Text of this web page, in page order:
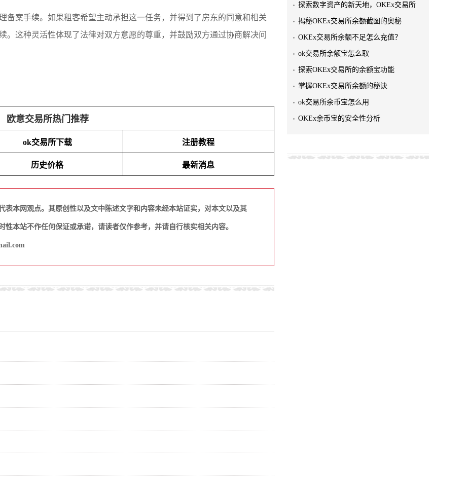
备案手续。如果租客希望主动承担这一任务，并得到了房东的同意和相关
。这种灵活性体现了法律对双方意愿的尊重，并鼓励双方通过协商解决问
欧意交易所热门推荐
ok交易所下载 注册教程
历史价格 最新消息
表本网观点。其原创性以及文中陈述文字和内容未经本站证实，对本文以及其
本站不作任何保证或承诺，请读者仅作参考，并请自行核实相关内容。
探索数字资产的新天地，OKEx交易所
揭秘OKEx交易所余额截图的奥秘
OKEx交易所余额不足怎么充值？
ok交易所余额宝怎么取
探索OKEx交易所的余额宝功能
掌握OKEx交易所余额的秘诀
ok交易所余币宝怎么用
OKEx余币宝的安全性分析